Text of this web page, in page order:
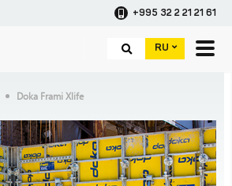
+995 32 2 21 21 61
RU
Doka Frami Xlife